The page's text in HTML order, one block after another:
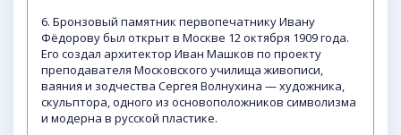
6. Бронзовый памятник первопечатнику Ивану
Фёдорову был открыт в Москве 12 октября 1909 года.
Его создал архитектор Иван Машков по проекту
преподавателя Московского училища живописи,
ваяния и зодчества Сергея Волнухина — художника,
скульптора, одного из основоположников символизма
и модерна в русской пластике.